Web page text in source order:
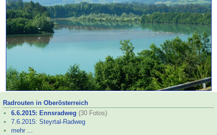
Radrouten in Oberösterreich
6.6.2015: Ennsradweg (30 Fotos)
7.6.2015: Steyrtal-Radweg
mehr ...